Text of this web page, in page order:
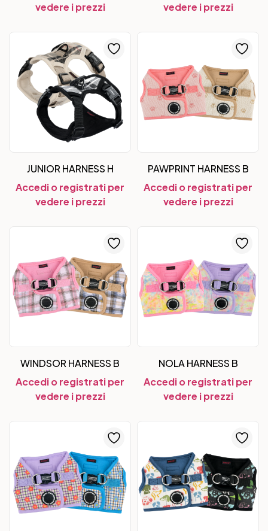
vedere i prezzi
vedere i prezzi
JUNIOR HARNESS H
Accedi o registrati per
vedere i prezzi
PAWPRINT HARNESS B
Accedi o registrati per
vedere i prezzi
WINDSOR HARNESS B
Accedi o registrati per
vedere i prezzi
NOLA HARNESS B
Accedi o registrati per
vedere i prezzi